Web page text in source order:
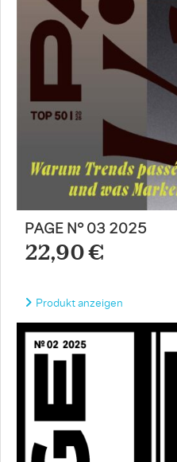
PAGE N° 03 2025
22,90 €
Produkt anzeigen